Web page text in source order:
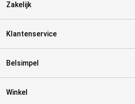
Zakelijk
Klantenservice
Belsimpel
Winkel